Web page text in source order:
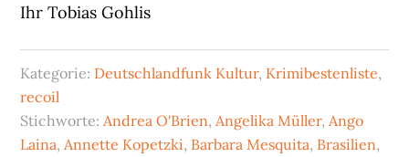
Ihr Tobias Gohlis
Kategorie: Deutschlandfunk Kultur, Krimibestenliste,
recoil
Stichworte: Andrea O'Brien, Angelika Müller, Ango
Laina, Annette Kopetzki, Barbara Mesquita, Brasilien,